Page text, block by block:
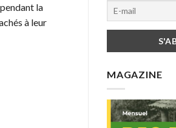
la
à leur
MAGAZINE